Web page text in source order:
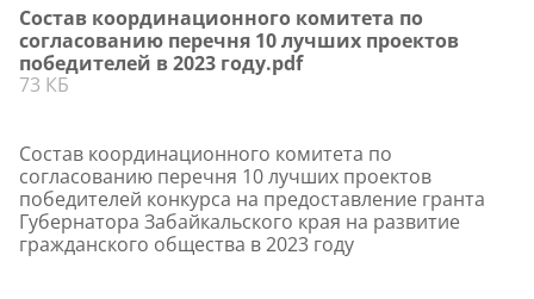
Состав координационного комитета по
согласованию перечня 10 лучших проектов
победителей в 2023 году.pdf
73 КБ
Состав координационного комитета по
согласованию перечня 10 лучших проектов
победителей конкурса на предоставление гранта
Губернатора Забайкальского края на развитие
гражданского общества в 2023 году